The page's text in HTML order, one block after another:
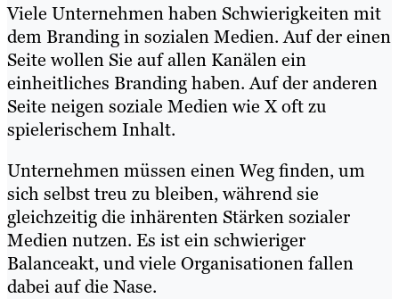
Viele Unternehmen haben Schwierigkeiten mit
dem Branding in sozialen Medien. Auf der einen
Seite wollen Sie auf allen Kanälen ein
einheitliches Branding haben. Auf der anderen
Seite neigen soziale Medien wie X oft zu
spielerischem Inhalt.
Unternehmen müssen einen Weg finden, um
sich selbst treu zu bleiben, während sie
gleichzeitig die inhärenten Stärken sozialer
Medien nutzen. Es ist ein schwieriger
Balanceakt, und viele Organisationen fallen
dabei auf die Nase.